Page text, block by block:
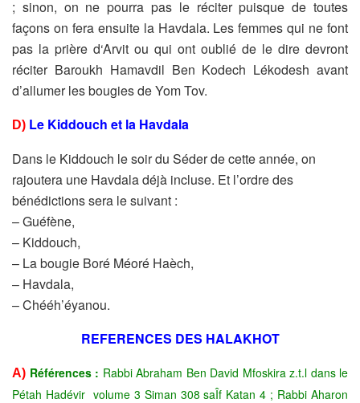
; sinon, on ne pourra pas le réciter puisque de toutes
façons on fera ensuite la Havdala. Les femmes qui ne font
pas la prière d‘Arvit ou qui ont oublié de le dire devront
réciter Baroukh Hamavdil Ben Kodech Lékodesh avant
d’allumer les bougies de Yom Tov.
D) Le Kiddouch et la Havdala
Dans le Kiddouch le soir du Séder de cette année, on
rajoutera une Havdala déjà incluse. Et l’ordre des
bénédictionssera le suivant :
– Guéfène,
– Kiddouch,
– La bougie Boré Méoré Haèch,
– Havdala,
– Chééh’éyanou.
REFERENCES DES HALAKHOT
A) Références : Rabbi Abraham Ben David Mfoskira z.t.l dans le
Pétah Hadévir volume 3 Siman 308 saÎf Katan 4 ; Rabbi Aharon